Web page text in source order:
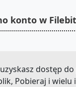
konto w
dostęp
Pobieraj i